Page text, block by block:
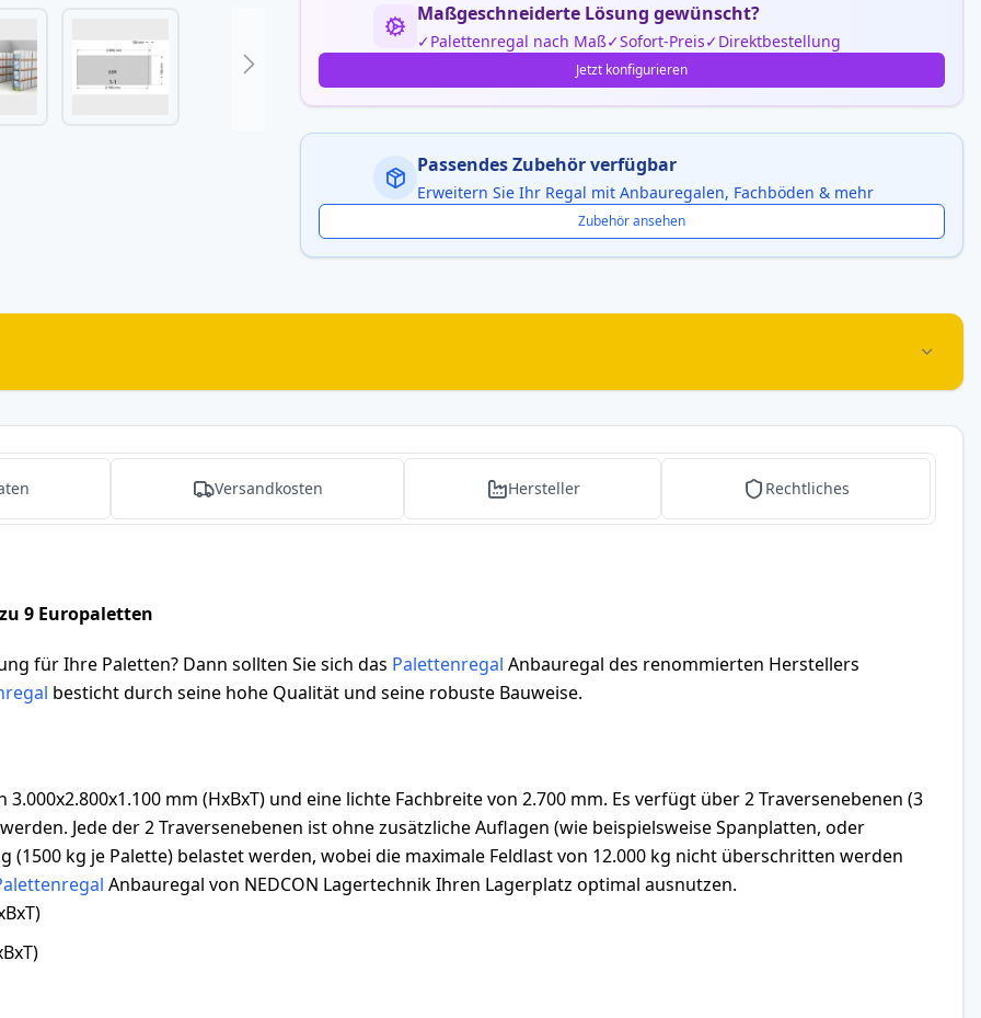
Maßgeschneiderte Lösung gewünscht?
Palettenregal nach Maß Sofort-Preis Direktbestellung
Jetzt konfigurieren
Passendes Zubehör verfügbar
Erweitern Sie Ihr Regal mit Anbauregalen, Fachböden & mehr
Zubehör ansehen
Versandkosten Hersteller Rechtliches
9 Europaletten
für Ihre Paletten? Dann sollten Sie sich das Palettenregal Anbauregal des renommierten Herstellers
besticht durch seine hohe Qualität und seine robuste Bauweise.
3.000x2.800x1.100 mm (HxBxT) und eine lichte Fachbreite von 2.700 mm. Es verfügt über 2 Traversenebenen (3
Jede der 2 Traversenebenen ist ohne zusätzliche Auflagen (wie beispielsweise Spanplatten, oder
kg je Palette) belastet werden, wobei die maximale Feldlast von 12.000 kg nicht überschritten werden
Anbauregal von NEDCON Lagertechnik Ihren Lagerplatz optimal ausnutzen.